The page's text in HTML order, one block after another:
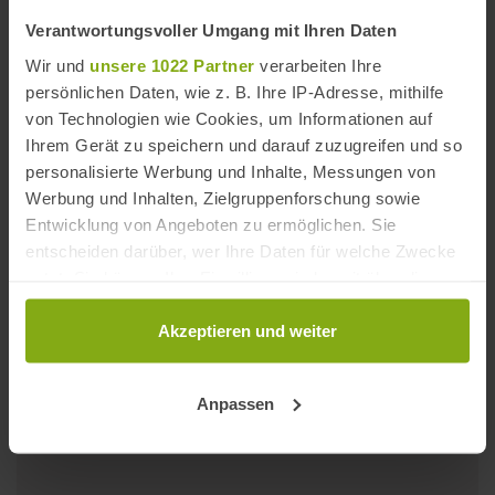
Verantwortungsvoller Umgang mit Ihren Daten
Wir und unsere 1022 Partner verarbeiten Ihre
persönlichen Daten, wie z. B. Ihre IP-Adresse, mithilfe
von Technologien wie Cookies, um Informationen auf
Ihrem Gerät zu speichern und darauf zuzugreifen und so
personalisierte Werbung und Inhalte, Messungen von
Werbung und Inhalten, Zielgruppenforschung sowie
Entwicklung von Angeboten zu ermöglichen. Sie
entscheiden darüber, wer Ihre Daten für welche Zwecke
Cookie-Erklärung oder durch Klicken auf das Privacy
Trigger Symbol ändern oder widerrufen
Informationen über Ihre geografische Lage
Akzeptieren und weiter
Anpassen
Playa de la Victoria
Entfernung: 9,09 km